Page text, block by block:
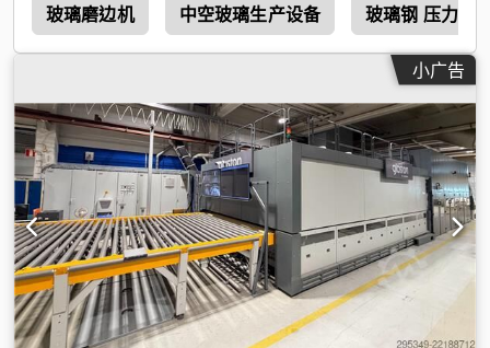
玻璃磨边机 中空玻璃生产设备 玻璃钢 压力 罐
小广告